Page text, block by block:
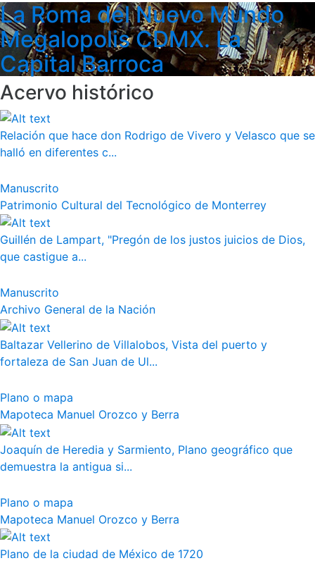
La Roma del Nuevo Mundo
Megalopolis CDMX. La
Capital Barroca
Acervo histórico
Relación que hace don Rodrigo de Vivero y Velasco que se
halló en diferentes c...
Manuscrito
Patrimonio Cultural del Tecnológico de Monterrey
Guillén de Lampart, "Pregón de los justos juicios de Dios,
que castigue a...
Manuscrito
Archivo General de la Nación
Baltazar Vellerino de Villalobos, Vista del puerto y
fortaleza de San Juan de Ul...
Plano o mapa
Mapoteca Manuel Orozco y Berra
Joaquín de Heredia y Sarmiento, Plano geográfico que
demuestra la antigua si...
Plano o mapa
Mapoteca Manuel Orozco y Berra
Plano de la ciudad de México de 1720